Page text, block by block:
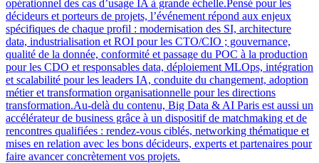
opérationnel des cas d’usage IA à grande échelle.Pensé pour les
décideurs et porteurs de projets, l’événement répond aux enjeux
spécifiques de chaque profil : modernisation des SI, architecture
data, industrialisation et ROI pour les CTO/CIO ; gouvernance,
qualité de la donnée, conformité et passage du POC à la production
pour les CDO et responsables data, déploiement MLOps, intégration
et scalabilité pour les leaders IA, conduite du changement, adoption
métier et transformation organisationnelle pour les directions
transformation.Au-delà du contenu, Big Data & AI Paris est aussi un
accélérateur de business grâce à un dispositif de matchmaking et de
rencontres qualifiées : rendez-vous ciblés, networking thématique et
mises en relation avec les bons décideurs, experts et partenaires pour
faire avancer concrètement vos projets.